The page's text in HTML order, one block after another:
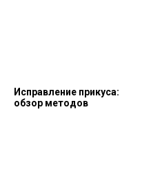
Исправление прикуса:
обзор методов